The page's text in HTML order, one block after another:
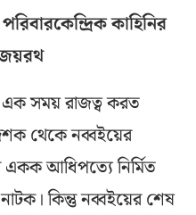
কাহিনির
জয়রথ
এক সময় রাজত্ব করত
থেকে নব্বইয়ের
একক আধিপত্যে নির্মিত
কিন্তু নব্বইয়ের শেষ